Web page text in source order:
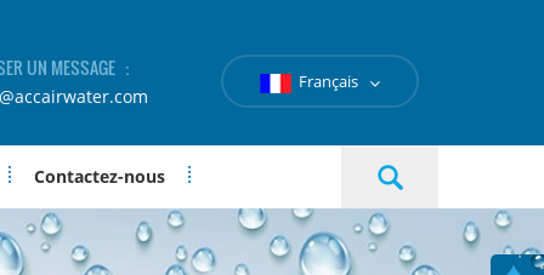
UN MESSAGE ：
Français
Contactez-nous